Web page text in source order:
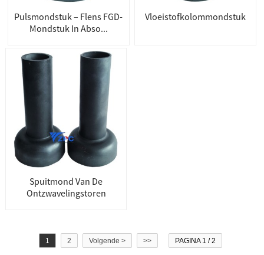
Pulsmondstuk – Flens FGD-
Mondstuk In Abso...
Vloeistofkolommondstuk
Spuitmond Van De
Ontzwavelingstoren
1 2 Volgende > >> PAGINA 1 / 2